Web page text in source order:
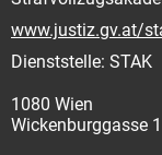
www.justiz.gv.at/
Dienststelle: STAK
1080 Wien
Wickenburggasse